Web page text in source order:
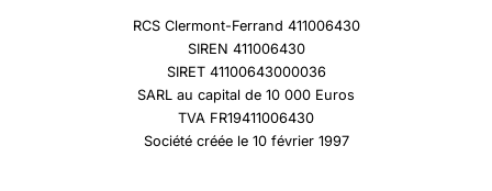
RCS Clermont-Ferrand 411006430
SIREN 411006430
SIRET 41100643000036
SARL au capital de 10 000 Euros
TVA FR19411006430
Société créée le 10 février 1997